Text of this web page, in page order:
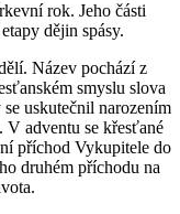
rok. Jeho části
dějin spásy.
Název pochází z
smyslu slova
uskutečnil narozením
V adventu se křesťané
příchod Vykupitele do
druhém příchodu na